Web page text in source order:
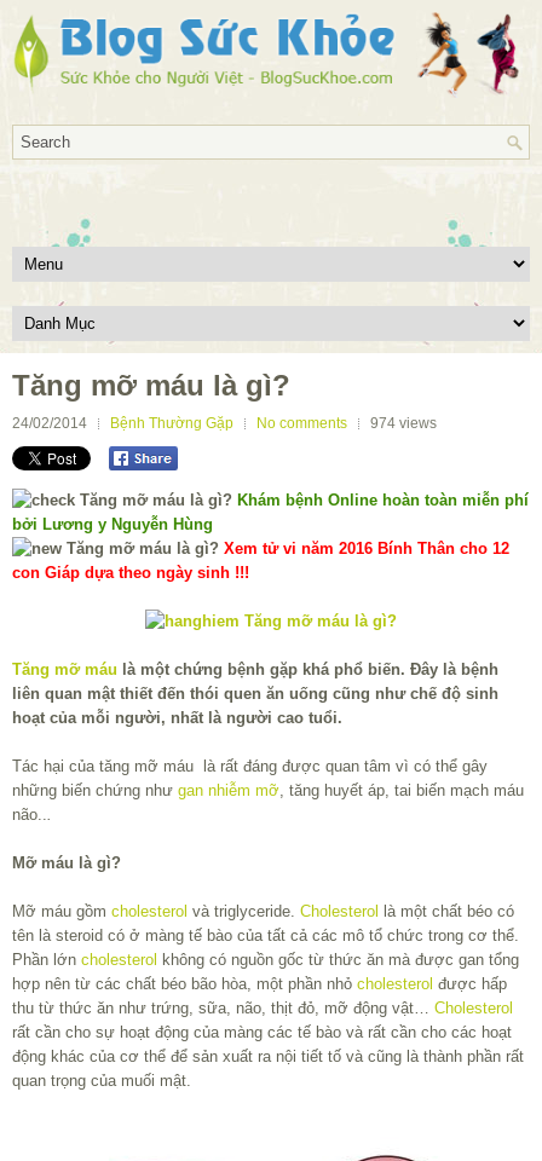
Tăng mỡ máu là gì?
24/02/2014 Bệnh Thường Gặp No comments 974 views
Khám bệnh Online hoàn toàn miễn phí
bởi Lương y Nguyễn Hùng
Xem tử vi năm 2016 Bính Thân cho 12
con Giáp dựa theo ngày sinh !!!
Tăng mỡ máu là một chứng bệnh gặp khá phổ biến. Đây là bệnh
liên quan mật thiết đến thói quen ăn uống cũng như chế độ sinh
hoạt của mỗi người, nhất là người cao tuổi.
Tác hại của tăng mỡ máu là rất đáng được quan tâm vì có thể gây
những biến chứng như gan nhiễm mỡ, tăng huyết áp, tai biến mạch máu
não...
Mỡ máu là gì?
Mỡ máu gồm cholesterol và triglyceride. Cholesterol
là một chất béo có
tên là steroid có ở màng tế bào của tất cả các mô tổ chức trong cơ thể.
Phần lớn cholesterol không có nguồn gốc từ thức ăn mà được gan tổng
hợp nên từ các chất béo bão hòa, một phần nhỏ cholesterol được hấp
thu từ thức ăn như trứng, sữa, não, thịt đỏ, mỡ động vật… Cholesterol
rất cần cho sự hoạt động của màng các tế bào và rất cần cho các hoạt
động khác của cơ thể để sản xuất ra nội tiết tố và cũng là thành phần rất
quan trọng của muối mật.